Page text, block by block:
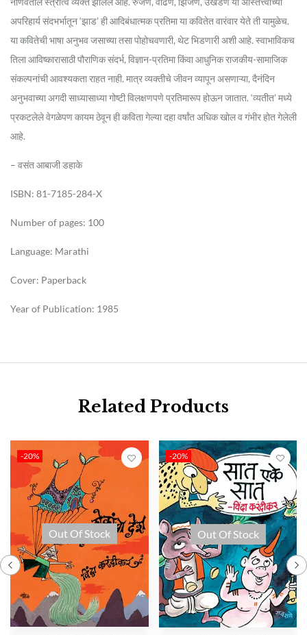
अपरिहार्य संदभर्भातून ‘झाड’ ही आदिबंधात्मक प्रतिमा या कवितेत वारंवार येते ती यामुळेच.
या कवितेची भाषा अनुभव जसाच्या तसा पोहोचवणारी, थेट भिडणारी अशी आहे. स्वाभाविकच
तिला आविष्कारासाठी पौराणिक संदर्भ, विज्ञान-प्रतिमा किंवा आधुनिक राजकीय-सामाजिक
संकल्पनांची आवश्यकता राहत नाही. मात्र व्यक्तीचे जीवन व्यापून असणाऱ्या, दैनंदिन
अनुभवाच्या अगदी साध्यासाध्या गोष्टी विलक्षणपणे प्रतिमारूप होऊन जातात. ‘व्यतीत’ मध्ये
प्रकटलेले वेगळेपण कायम ठेवून ही कविता गेल्या दहा वर्षांत अधिक खोल व गंभीर होत गेलेली
आहे.
– वसंत आबाजी डहाके
ISBN: 81-7185-284-X
Number of pages: 100
Language: Marathi
Cover: Paperback
Year of Publication: 1985
Related Products
-20%
Out Of Stock
-20%
Out Of Stock